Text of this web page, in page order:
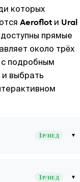
которых
Aeroflot и Ural
прямые
около трёх
подробным
выбрать
1Р/НЕД ▾
1Р/НЕД ▾